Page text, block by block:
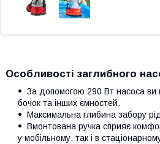
Особливості заглибного
За допомогою 290 Вт насоса ви
бочок та інших ємностей.
Максимальна глибина забору
Вмонтована ручка сприяє
у мобільному, так і в